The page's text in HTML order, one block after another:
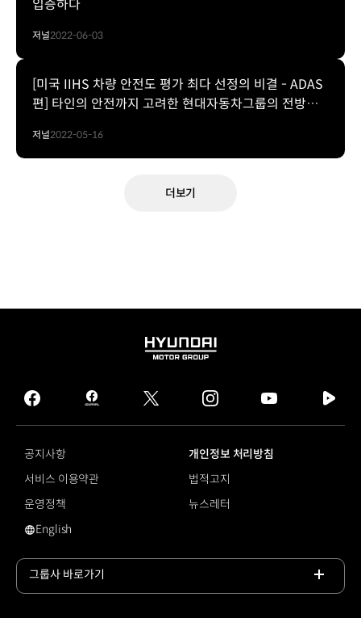
입증하다
저널2022-06-03
[미국 IIHS 차량 안전도 평가 최다 선정의 비결 - ADAS
편] 타인의 안전까지 고려한 현대자동차그룹의 전방
저널2022-05-16
더보기
HYUNDAI
GROUP
facebook
hmg
journal
twitter instagram
tv
공지사항
개인정보 처리방침
서비스 이용약관
법적고지
운영정책
뉴스레터
전방 충돌방지 보조
English
그룹사 바로가기